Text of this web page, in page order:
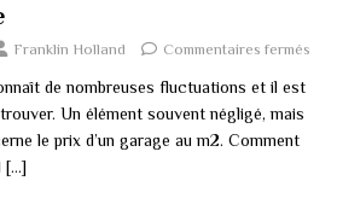
Franklin Holland Commentaires fermés
de nombreuses fluctuations et il est
Un élément souvent négligé, mais
le prix d’un garage au m2. Comment
[…]